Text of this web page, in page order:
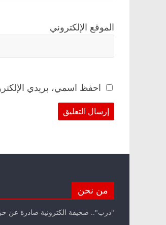
الموقع الإلكتروني
احفظ اسمي، بريدي
من نحن
"درب".. صحيفة الكترونية صادرة عن